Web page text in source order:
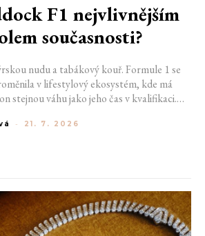
F1 nejvlivnějším
současnosti?
nudu a tabákový kouř. Formule 1 se
v lifestylový ekosystém, kde má
stejnou váhu jako jeho čas v kvalifikaci.
a fenoménu manželek a partnerek
fashion komunitě světa. Jak se z
ulice a proč nás drama v paddocku
- 21. 7. 2026